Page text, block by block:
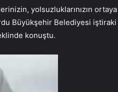
yolsuzluklarınızın ortaya
Büyükşehir Belediyesi iştiraki
konuştu.